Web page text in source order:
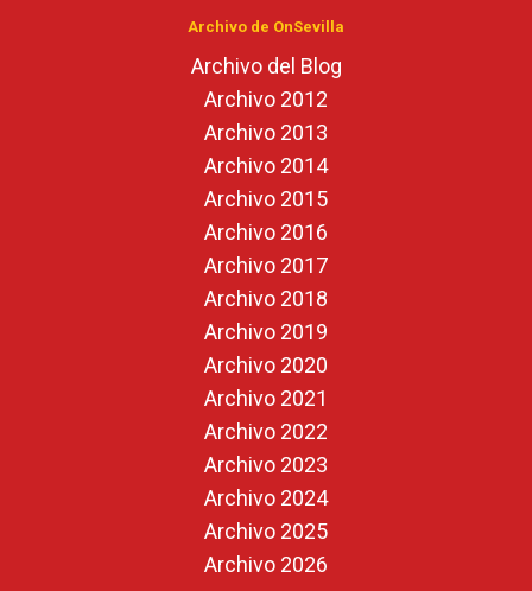
Archivo de OnSevilla
Archivo del Blog
Archivo 2012
Archivo 2013
Archivo 2014
Archivo 2015
Archivo 2016
Archivo 2017
Archivo 2018
Archivo 2019
Archivo 2020
Archivo 2021
Archivo 2022
Archivo 2023
Archivo 2024
Archivo 2025
Archivo 2026